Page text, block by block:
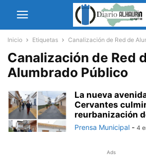
Inicio Etiquetas Canalización de Red de
Canalización de Red
Alumbrado Público
La nueva
Cervantes
reurbanización
Prensa Municipal - 4
Ads